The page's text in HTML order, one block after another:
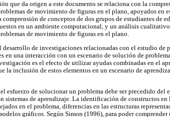
que da origen a este documento se relaciona con la
de movimiento de figuras en el plano, apoyados en
de conceptos de dos grupos de estudiantes de
en un ambiente computacional, y un análisis
de movimiento de figuras en el plano.
desarrollo de investigaciones relacionadas con el estudio de
en una interacción con un escenario de solución de
es el efecto de utilizar ayudas combinadas en el
la inclusión de estos elementos en un escenario de
esfuerzo de solucionar un problema debe ser precedido del
sistemas de aprendizaje. La identificación de constructos
en el problema, diferencias en las estructuras
gráficos. Según Simon (1996), para poder